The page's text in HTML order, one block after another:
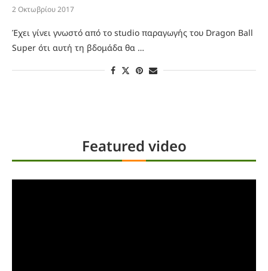
2 Οκτωβρίου 2017
Έχει γίνει γνωστό από το studio παραγωγής του Dragon Ball
Super ότι αυτή τη βδομάδα θα …
Featured video